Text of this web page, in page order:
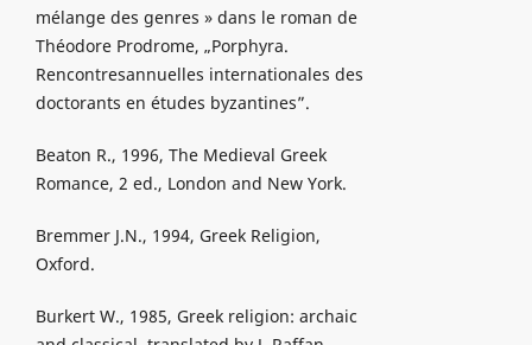
mélange des genres » dans le roman de
Théodore Prodrome, „Porphyra.
Rencontresannuelles internationales des
doctorants en études byzantines”.
Beaton R., 1996, The Medieval Greek
Romance, 2 ed., London and New York.
Bremmer J.N., 1994, Greek Religion,
Oxford.
Burkert W., 1985, Greek religion: archaic